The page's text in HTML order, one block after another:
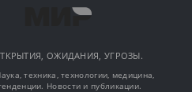
ОЖИДАНИЯ, УГРОЗЫ.
техника, технологии, медицина,
Новости и публикации.